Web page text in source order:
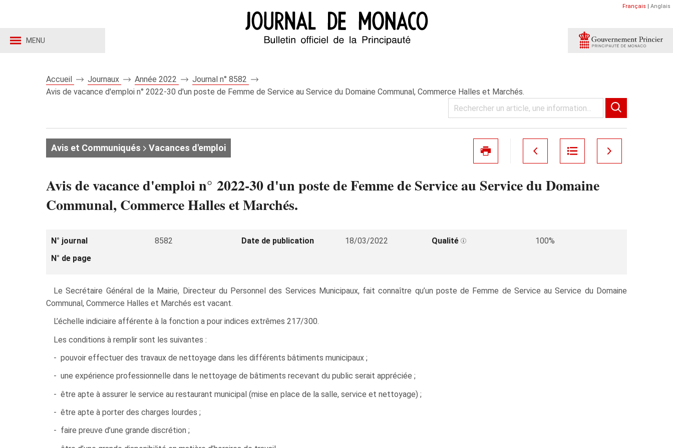
MENU
Français | Anglais
Accueil Journaux Année 2022
Journal n° 8582
Avis de vacance d'emploi n° 2022-30 d'un poste de Femme de Service au Service du Domaine Communal, Commerce Halles et Marchés.
Avis et Communiqués Vacances d'emploi
Avis de vacance d'emploi n° 2022-30 d'un poste de Femme de Service au Service du Domaine
Communal, Commerce Halles et Marchés.
N° journal 8582 Date de publication 18/03/2022 Qualité
100%
N° de page
Le Secrétaire Général de la Mairie, Directeur du Personnel des Services Municipaux, fait connaître qu’un poste de Femme de Service au Service du Domaine
Communal, Commerce Halles et Marchés est vacant.
L’échelle indiciaire afférente à la fonction a pour indices extrêmes 217/300.
Les conditions à remplir sont les suivantes :
- pouvoir effectuer des travaux de nettoyage dans les différents bâtiments municipaux ;
- une expérience professionnelle dans le nettoyage de bâtiments recevant du public serait appréciée ;
- être apte à assurer le service au restaurant municipal (mise en place de la salle, service et nettoyage) ;
- être apte à porter des charges lourdes ;
- faire preuve d’une grande discrétion ;